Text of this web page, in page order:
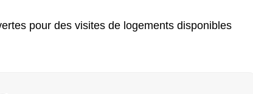
pour des visites de logements disponibles